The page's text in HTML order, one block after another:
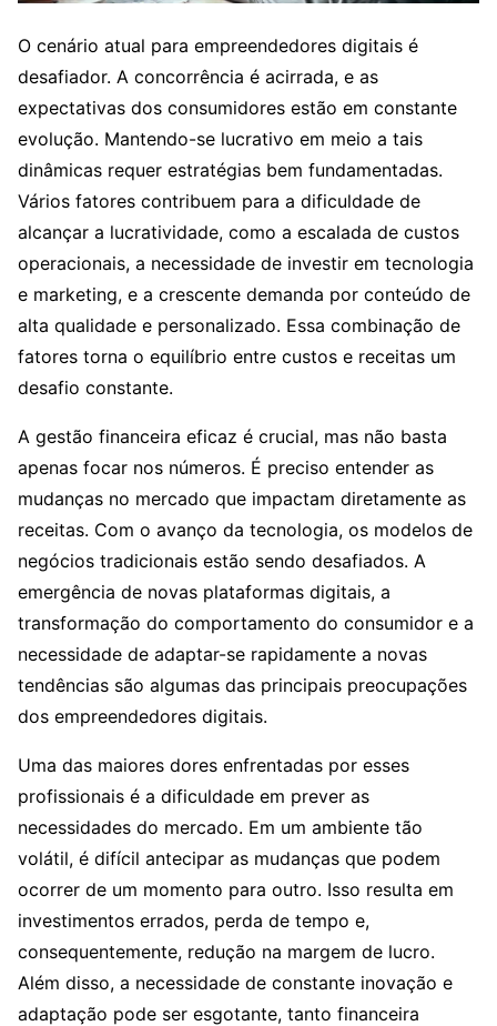
O cenário atual para empreendedores digitais é
desafiador. A concorrência é acirrada, e as
expectativas dos consumidores estão em constante
evolução. Mantendo-se lucrativo em meio a tais
dinâmicas requer estratégias bem fundamentadas.
Vários fatores contribuem para a dificuldade de
alcançar a lucratividade, como a escalada de custos
operacionais, a necessidade de investir em tecnologia
e marketing, e a crescente demanda por conteúdo de
alta qualidade e personalizado. Essa combinação de
fatores torna o equilíbrio entre custos e receitas um
desafio constante.
A gestão financeira eficaz é crucial, mas não basta
apenas focar nos números. É preciso entender as
mudanças no mercado que impactam diretamente as
receitas. Com o avanço da tecnologia, os modelos de
negócios tradicionais estão sendo desafiados. A
emergência de novas plataformas digitais, a
transformação do comportamento do consumidor e a
necessidade de adaptar-se rapidamente a novas
tendências são algumas das principais preocupações
dos empreendedores digitais.
Uma das maiores dores enfrentadas por esses
profissionais é a dificuldade em prever as
necessidades do mercado. Em um ambiente tão
volátil, é difícil antecipar as mudanças que podem
ocorrer de um momento para outro. Isso resulta em
investimentos errados, perda de tempo e,
consequentemente, redução na margem de lucro.
Além disso, a necessidade de constante inovação e
adaptação pode ser esgotante, tanto financeira